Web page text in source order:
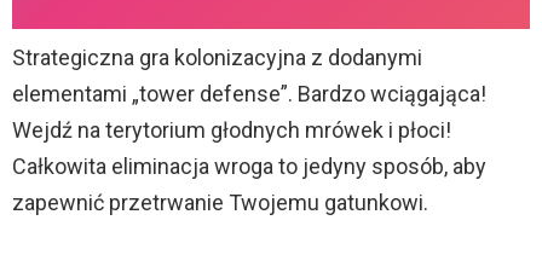
Strategiczna gra kolonizacyjna z dodanymi
elementami „tower defense”. Bardzo wciągająca!
Wejdź na terytorium głodnych mrówek i płoci!
Całkowita eliminacja wroga to jedyny sposób, aby
zapewnić przetrwanie Twojemu gatunkowi.